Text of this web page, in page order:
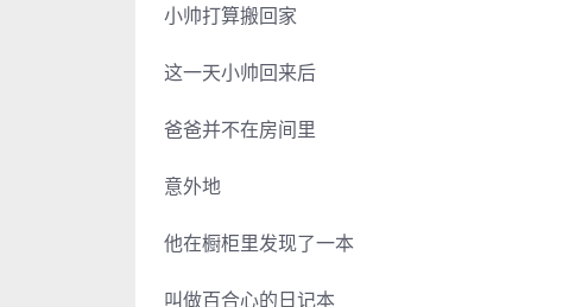
小帅打算搬回家
这一天小帅回来后
爸爸并不在房间里
意外地
他在橱柜里发现了一本
叫做百合心的日记本